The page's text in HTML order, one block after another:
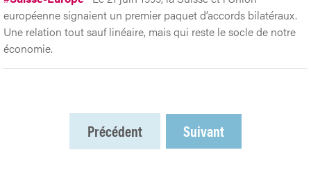
européenne signaient un premier paquet d’accords bilatéraux.
Une relation tout sauf linéaire, mais qui reste le socle de notre
économie.
Précédent Suivant